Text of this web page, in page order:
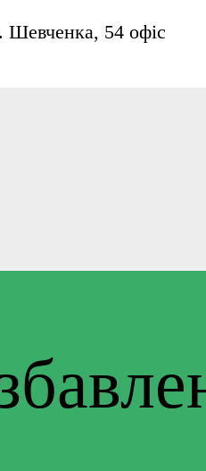
Шевченка, 54 офіс
–
–